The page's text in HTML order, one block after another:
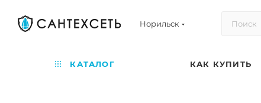
Норильск
КАТАЛОГ КАК КУПИТЬ